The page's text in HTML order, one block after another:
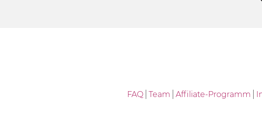
FAQ Team Affiliate-Programm